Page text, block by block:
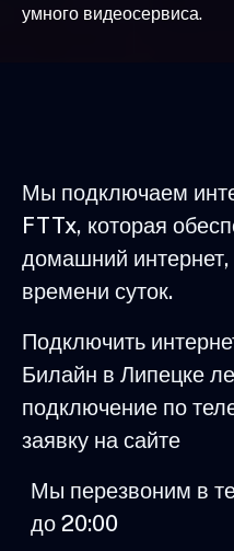
умного видеосервиса.
Мы подключаем
FTTx, которая
домашний
времени суток.
Подключить
Билайн в Липецке
подключение по
заявку на сайте
Мы перезвоним в
до 20:00